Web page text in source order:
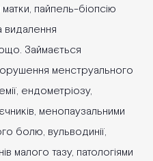
пайпель-біопсію
видалення
Займається
менструального
ендометріозу,
менопаузальними
болю, вульводинії,
малого тазу, патологіями